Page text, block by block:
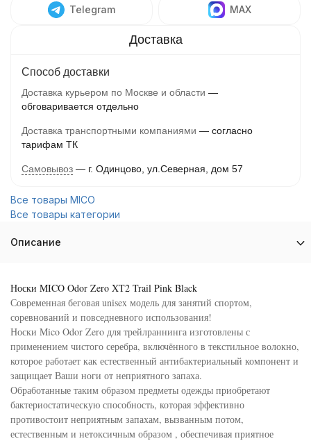
Telegram MAX
Способ доставки
Доставка курьером по Москве и области
обговаривается отдельно
Доставка транспортными компаниями
согласно
тарифам ТК
Самовывоз г. Одинцово, ул.Северная, дом 57
Все товары MICO
Все товары категории
Описание
Носки MICO Odor Zero XT2 Trail Pink Black
Современная беговая unisex модель для занятий спортом,
соревнований и повседневного использования!
Носки Mico Odor Zero для трейлраннинга изготовлены с
применением чистого серебра, включённого в текстильное волокно,
которое работает как естественный антибактериальный компонент и
защищает Ваши ноги от неприятного запаха.
Обработанные таким образом предметы одежды приобретают
бактериостатическую способность, которая эффективно
противостоит неприятным запахам, вызванным потом,
естественным и нетоксичным образом , обеспечивая приятное